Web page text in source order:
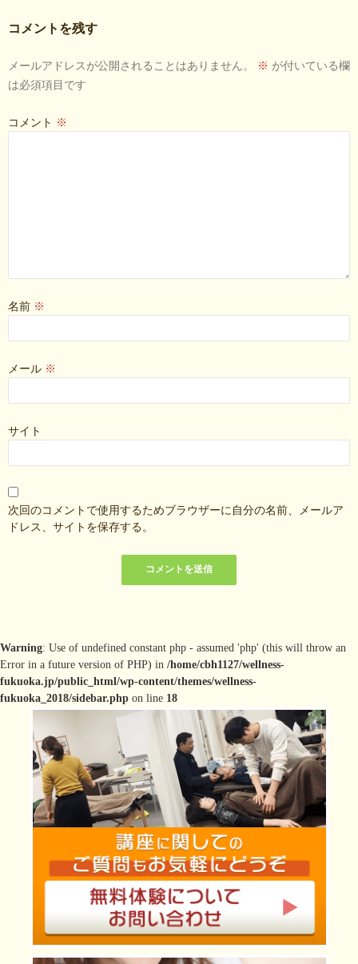
コメントを残す
メールアドレスが公開されることはありません。 ※ が付いている欄
は必須項目です
コメント ※
名前 ※
メール ※
サイト
次回のコメントで使用するためブラウザーに自分の名前、メールア
ドレス、サイトを保存する。
Warning: Use of undefined constant php - assumed 'php' (this will throw an
Error in a future version of PHP) in /home/cbh1127/wellness-
fukuoka.jp/public_html/wp-content/themes/wellness-
fukuoka_2018/sidebar.php on line 18